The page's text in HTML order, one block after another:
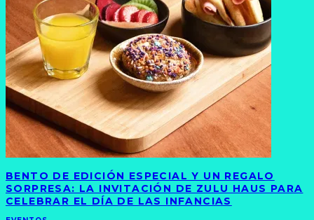
BENTO DE EDICIÓN ESPECIAL Y UN REGALO
SORPRESA: LA INVITACIÓN DE ZULU HAUS PARA
CELEBRAR EL DÍA DE LAS INFANCIAS